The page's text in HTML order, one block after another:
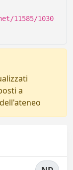
11585/1030
a